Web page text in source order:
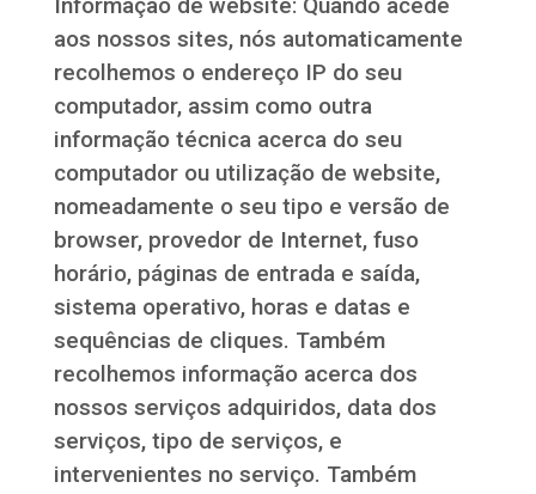
aos nossos sites, nós automaticamente
recolhemos o endereço IP do seu
computador, assim como outra
informação técnica acerca do seu
computador ou utilização de website,
nomeadamente o seu tipo e versão de
browser, provedor de Internet, fuso
horário, páginas de entrada e saída,
sistema operativo, horas e datas e
sequências de cliques. Também
recolhemos informação acerca dos
nossos serviços adquiridos, data dos
serviços, tipo de serviços, e
intervenientes no serviço. Também